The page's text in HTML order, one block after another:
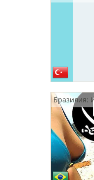
Бразилия: